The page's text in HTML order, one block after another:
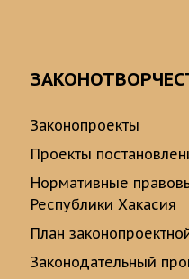
Законопроекты
Проекты
Нормативные
Республики Хакасия
План
Законодательный